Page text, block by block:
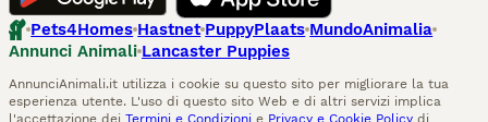
Pets4Homes Hastnet PuppyPlaats MundoAnimalia
Annunci Animali Lancaster Puppies
AnnunciAnimali.it utilizza i cookie su questo sito per migliorare la tua
esperienza utente. L'uso di questo sito Web e di altri servizi implica